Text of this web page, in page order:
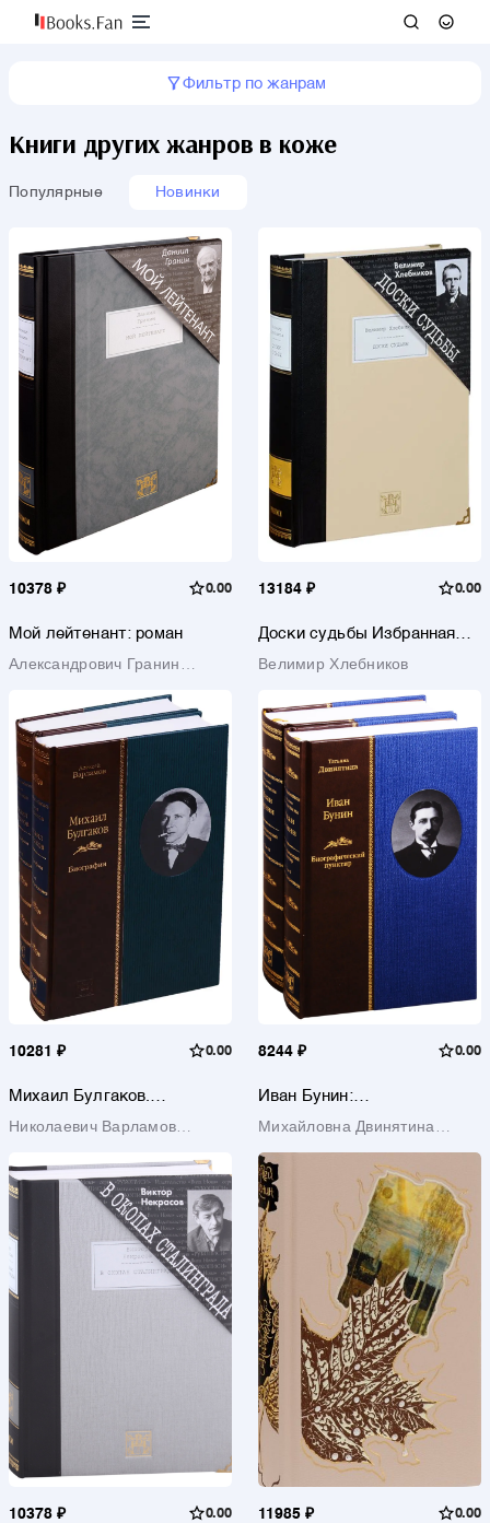
Фильтр по жанрам
Книги других жанров в коже
Популярные Новинки
10378 ₽ 0.00
Мой лейтенант: роман
Александрович Гранин
13184 ₽ 0.00
Доски судьбы Избранная
Велимир Хлебников
10281 ₽ 0.00
Михаил Булгаков.
книг)
Николаевич Варламов
8244 ₽ 0.00
Иван Бунин:
двух томах (комплект из 2
Михайловна Двинятина
10378 ₽ 0.00 11985 ₽ 0.00